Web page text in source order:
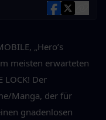
„Hero’s
meisten erwarteten
LOCK! Der
Manga, der für
gnadenlosen